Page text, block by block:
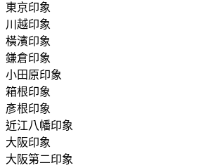
東京印象
川越印象
橫濱印象
鎌倉印象
小田原印象
箱根印象
彥根印象
近江八幡印象
大阪印象
大阪第二印象